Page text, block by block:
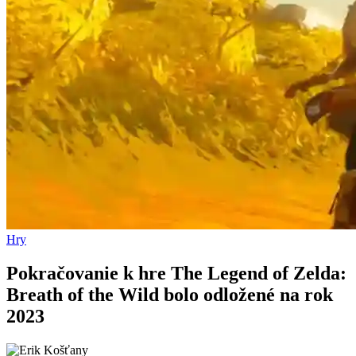
Hry
Pokračovanie k hre The Legend of Zelda:
Breath of the Wild bolo odložené na rok
2023